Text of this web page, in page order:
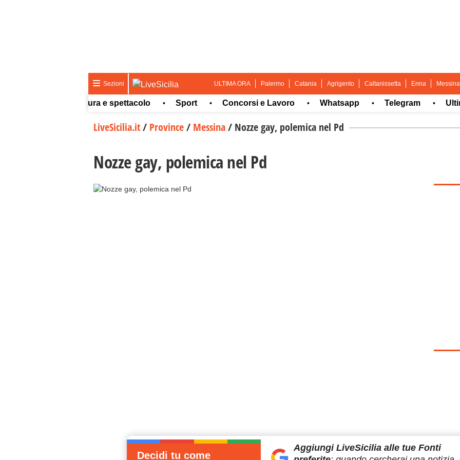
Sezioni ULTIMA ORA Palermo Catania Agrigento Caltanissetta Enna Messina
Cultura e spettacolo • Sport • Concorsi e Lavoro • Whatsapp • Telegram • Ultima
LiveSicilia.it/ Province/ Messina/ Nozze gay, polemica nel Pd
Nozze gay, polemica nel Pd
Decidi tu come
Aggiungi LiveSiciliaalle tue Fonti